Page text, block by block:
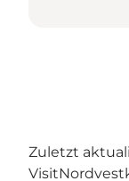
Zuletzt